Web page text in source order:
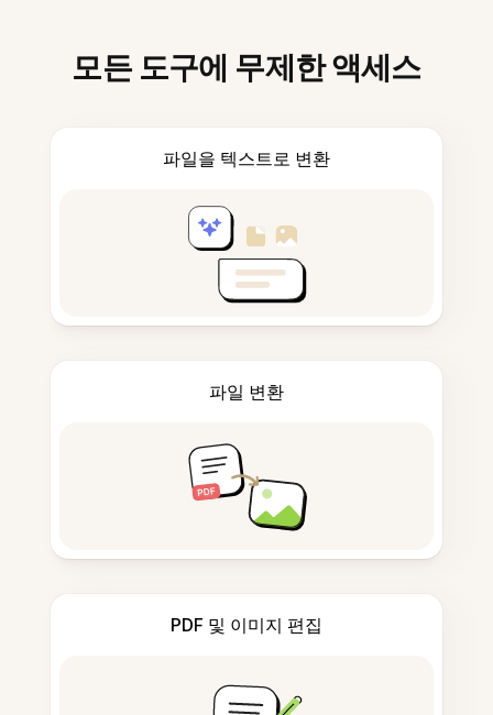
모든 도구에 무제한 액세스
파일을 텍스트로 변환
파일 변환
PDF 및 이미지 편집